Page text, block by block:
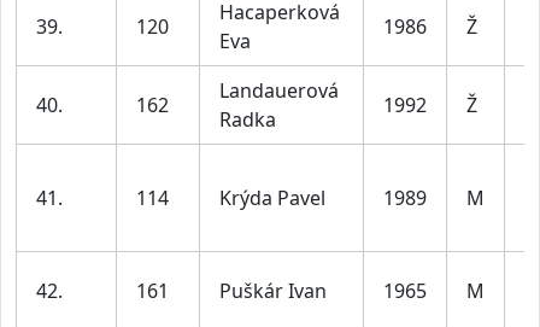
39. 120
Hacaperková
Eva
1986 Ž
40. 162
Landauerová
Radka
1992 Ž
41. 114 Krýda Pavel 1989 M
42. 161 Puškár Ivan 1965 M